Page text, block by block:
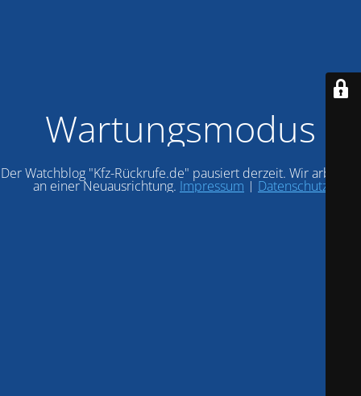
Wartungsmodus
Der Watchblog "Kfz-Rückrufe.de" pausiert derzeit. Wir arbeiten
an einer Neuausrichtung. Impressum | Datenschutz